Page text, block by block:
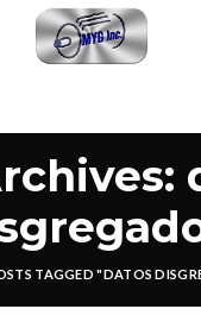
TAGGED "DATOS